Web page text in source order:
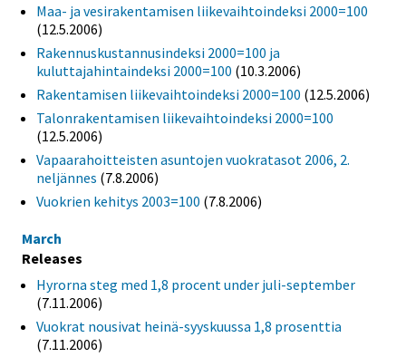
Maa- ja vesirakentamisen liikevaihtoindeksi 2000=100
(12.5.2006)
Rakennuskustannusindeksi 2000=100 ja
kuluttajahintaindeksi 2000=100 (10.3.2006)
Rakentamisen liikevaihtoindeksi 2000=100 (12.5.2006)
Talonrakentamisen liikevaihtoindeksi 2000=100
(12.5.2006)
Vapaarahoitteisten asuntojen vuokratasot 2006, 2.
neljännes (7.8.2006)
Vuokrien kehitys 2003=100 (7.8.2006)
March
Releases
Hyrorna steg med 1,8 procent under juli-september
(7.11.2006)
Vuokrat nousivat heinä-syyskuussa 1,8 prosenttia
(7.11.2006)